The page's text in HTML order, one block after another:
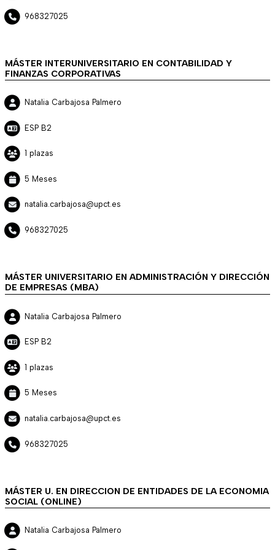
968327025
MÁSTER INTERUNIVERSITARIO EN CONTABILIDAD Y
FINANZAS CORPORATIVAS
Natalia Carbajosa Palmero
ESP B2
1 plazas
5 Meses
natalia.carbajosa@upct.es
968327025
MÁSTER UNIVERSITARIO EN ADMINISTRACIÓN Y DIRECCIÓN
DE EMPRESAS (MBA)
Natalia Carbajosa Palmero
ESP B2
1 plazas
5 Meses
natalia.carbajosa@upct.es
968327025
MÁSTER U. EN DIRECCION DE ENTIDADES DE LA ECONOMIA
SOCIAL (ONLINE)
Natalia Carbajosa Palmero